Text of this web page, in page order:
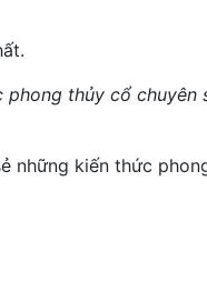
thủy cổ chuyên
những kiến thức